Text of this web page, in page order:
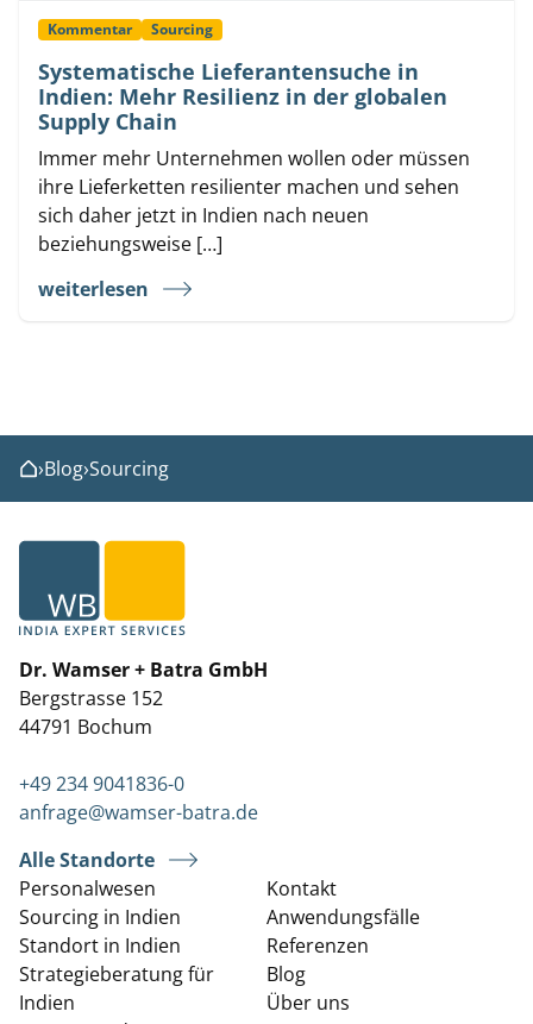
Kommentar Sourcing
Systematische Lieferantensuche in
Indien: Mehr Resilienz in der globalen
Supply Chain
Immer mehr Unternehmen wollen oder müssen
ihre Lieferketten resilienter machen und sehen
sich daher jetzt in Indien nach neuen
beziehungsweise […]
weiterlesen
Home
›Blog›Sourcing
Dr. Wamser + Batra GmbH
Bergstrasse 152
44791 Bochum
+49 234 9041836-0
anfrage@wamser-batra.de
Alle Standorte
Personalwesen
Sourcing in Indien
Standort in Indien
Strategieberatung für
Indien
Kontakt
Anwendungsfälle
Referenzen
Blog
Über uns